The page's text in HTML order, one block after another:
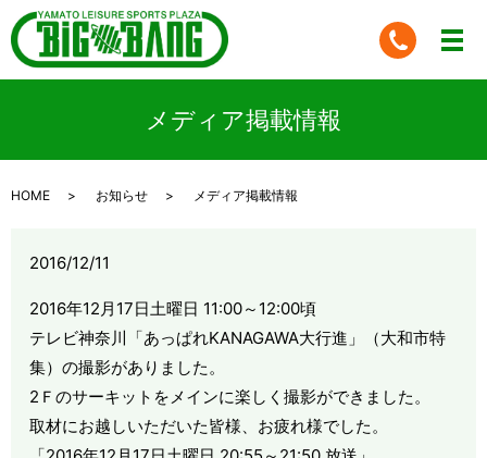
メディア掲載情報
HOME お知らせ メディア掲載情報
2016/12/11
2016年12月17日土曜日 11:00～12:00頃
テレビ神奈川「あっぱれKANAGAWA大行進」（大和市特
集）の撮影がありました。
2Ｆのサーキットをメインに楽しく撮影ができました。
取材にお越しいただいた皆様、お疲れ様でした。